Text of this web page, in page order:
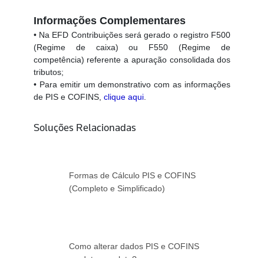
Informações Complementares
• Na EFD Contribuições será gerado o registro F500
(Regime de caixa) ou F550 (Regime de
competência) referente a apuração consolidada dos
tributos;
• Para emitir um demonstrativo com as informações
de PIS e COFINS, clique aqui.
Soluções Relacionadas
Formas de Cálculo PIS e COFINS
(Completo e Simplificado)
Como alterar dados PIS e COFINS